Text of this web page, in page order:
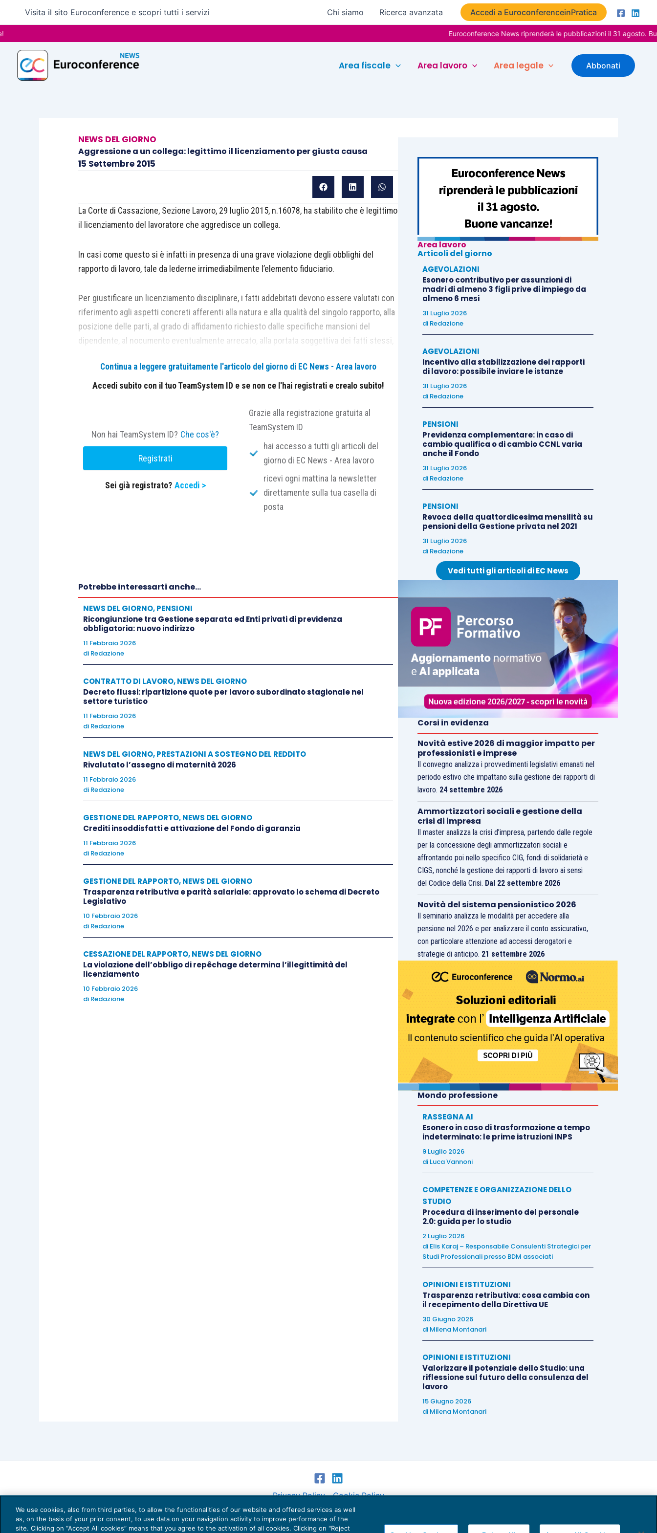
contenuto
Visita il sito Euroconference e scopri tutti i servizi Chi siamo Ricerca avanzata Accedi a EuroconferenceinPratica
Euroconference News riprenderà le pubblicazioni il 31 agosto. Buone
Area fiscale Area lavoro Area legale Abbonati
NEWS DEL GIORNO
Aggressione a un collega: legittimo il licenziamento per giusta causa
15 Settembre 2015
La Corte di Cassazione, Sezione Lavoro, 29 luglio 2015, n.16078, ha stabilito che è legittimo
il licenziamento del lavoratore che aggredisce un collega.
In casi come questo si è infatti in presenza di una grave violazione degli obblighi del
rapporto di lavoro, tale da lederne irrimediabilmente l’elemento fiduciario.
Per giustificare un licenziamento disciplinare, i fatti addebitati devono essere valutati con
riferimento agli aspetti concreti afferenti alla natura e alla qualità del singolo rapporto, alla
posizione delle parti, al grado di affidamento richiesto dalle specifiche mansioni del
dipendente, al nocumento eventualmente arrecato, alla portata soggettiva dei fatti stessi,
o di quello colposo.
l’addebito e la sanzione sulla base del rilievo che la condotta addebitata denotasse
un’inclinazione del lavoratore alla reazione fisica e violenta incontrollata rispetto a
situazioni di potenziale conflittualità.
Continua a leggere gratuitamente l'articolo del giorno di EC News - Area lavoro
Accedi subito con il tuo TeamSystem ID e se non ce l'hai registrati e crealo subito!
Non hai TeamSystem ID? Che cos'è?
Registrati
Sei già registrato? Accedi >
Grazie alla registrazione gratuita al
TeamSystem ID
hai accesso a tutti gli articoli del
giorno di EC News - Area lavoro
ricevi ogni mattina la newsletter
direttamente sulla tua casella di
posta
Potrebbe interessarti anche...
NEWS DEL GIORNO,PENSIONI
Ricongiunzione tra Gestione separata ed Enti privati di previdenza
obbligatoria: nuovo indirizzo
11 Febbraio 2026
di Redazione
CONTRATTO DI LAVORO,NEWS DEL GIORNO
Decreto flussi: ripartizione quote per lavoro subordinato stagionale nel
settore turistico
11 Febbraio 2026
di Redazione
NEWS DEL GIORNO,PRESTAZIONI A SOSTEGNO DEL REDDITO
Rivalutato l’assegno di maternità 2026
11 Febbraio 2026
di Redazione
GESTIONE DEL RAPPORTO,NEWS DEL GIORNO
Crediti insoddisfatti e attivazione del Fondo di garanzia
11 Febbraio 2026
di Redazione
GESTIONE DEL RAPPORTO,NEWS DEL GIORNO
Trasparenza retributiva e parità salariale: approvato lo schema di Decreto
Legislativo
10 Febbraio 2026
di Redazione
CESSAZIONE DEL RAPPORTO,NEWS DEL GIORNO
La violazione dell’obbligo di repêchage determina l’illegittimità del
licenziamento
10 Febbraio 2026
di Redazione
Area lavoro
Articoli del giorno
AGEVOLAZIONI
Esonero contributivo per assunzioni di
madri di almeno 3 figli prive di impiego da
almeno 6 mesi
31 Luglio 2026
di Redazione
AGEVOLAZIONI
Incentivo alla stabilizzazione dei rapporti
di lavoro: possibile inviare le istanze
31 Luglio 2026
di Redazione
PENSIONI
Previdenza complementare: in caso di
cambio qualifica o di cambio CCNL varia
anche il Fondo
31 Luglio 2026
di Redazione
PENSIONI
Revoca della quattordicesima mensilità su
pensioni della Gestione privata nel 2021
31 Luglio 2026
di Redazione
Vedi tutti gli articoli di EC News
Corsi in evidenza
Novità estive 2026 di maggior impatto per
professionisti e imprese
Il convegno analizza i provvedimenti legislativi emanati nel
periodo estivo che impattano sulla gestione dei rapporti di
lavoro. 24 settembre 2026
Ammortizzatori sociali e gestione della
crisi di impresa
Il master analizza la crisi d’impresa, partendo dalle regole
per la concessione degli ammortizzatori sociali e
affrontando poi nello specifico CIG, fondi di solidarietà e
CIGS, nonché la gestione dei rapporti di lavoro ai sensi
del Codice della Crisi. Dal 22 settembre 2026
Novità del sistema pensionistico 2026
Il seminario analizza le modalità per accedere alla
pensione nel 2026 e per analizzare il conto assicurativo,
con particolare attenzione ad accessi derogatori e
strategie di anticipo. 21 settembre 2026
Mondo professione
RASSEGNA AI
Esonero in caso di trasformazione a tempo
indeterminato: le prime istruzioni INPS
9 Luglio 2026
di Luca Vannoni
COMPETENZE E ORGANIZZAZIONE DELLO
STUDIO
Procedura di inserimento del personale
2.0: guida per lo studio
2 Luglio 2026
di Elis Karaj – Responsabile Consulenti Strategici per
Studi Professionali presso BDM associati
OPINIONI E ISTITUZIONI
Trasparenza retributiva: cosa cambia con
il recepimento della Direttiva UE
30 Giugno 2026
di Milena Montanari
OPINIONI E ISTITUZIONI
Valorizzare il potenziale dello Studio: una
riflessione sul futuro della consulenza del
lavoro
15 Giugno 2026
di Milena Montanari
Privacy Policy Cookie Policy
Euroconference NEWS è una testata registrata al Tribunale di Milano Reg. n. 8556/2026
Direttore responsabile Sandro Cerato
We use cookies, also from third parties, to allow the functionalities of our website and offered services as well
as, on the basis of your prior consent, to use data on your navigation activity to improve performance of the
site. Clicking on “Accept All cookies” means that you agree to the activation of all cookies. Clicking on "Reject